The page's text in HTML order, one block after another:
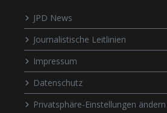
JPD News
Journalistische Leitlinien
Impressum
Datenschutz
Privatsphäre-Einstellungen ändern